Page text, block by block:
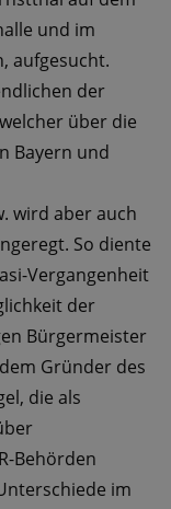
und im
aufgesucht.
der
über die
Bayern und
wird aber auch
So diente
Vergangenheit
der
Bürgermeister
Gründer des
die als
Behörden
im